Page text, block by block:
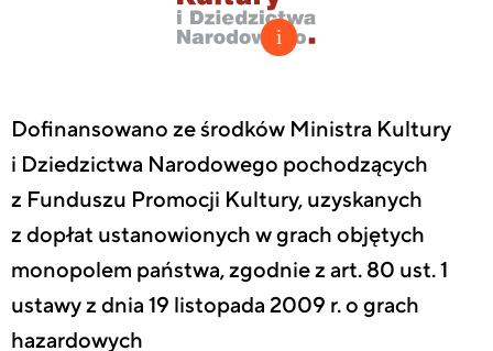
Dofinansowano ze środków Ministra Kultury
i Dziedzictwa Narodowego pochodzących
z Funduszu Promocji Kultury, uzyskanych
z dopłat ustanowionych w grach objętych
monopolem państwa, zgodnie z art. 80 ust. 1
ustawy z dnia 19 listopada 2009 r. o grach
hazardowych